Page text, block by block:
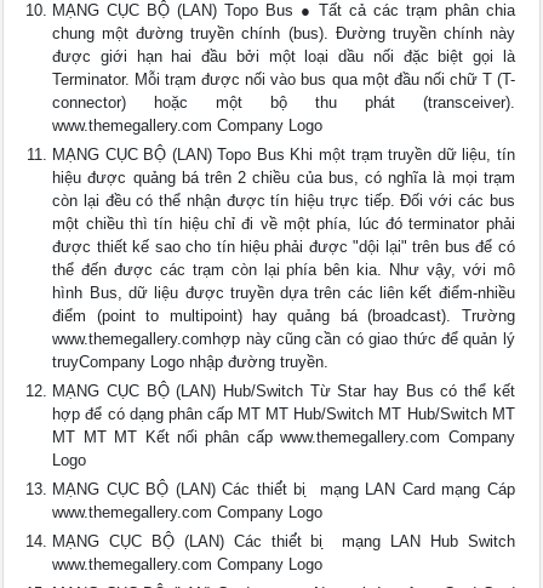
MẠNG CỤC BỘ (LAN) Topo Bus ● Tất cả các trạm phân chia
chung một đường truyền chính (bus). Đường truyền chính này
được giới hạn hai đầu bởi một loại dầu nối đặc biệt gọi là
Terminator. Mỗi trạm được nối vào bus qua một đầu nối chữ T (T-
connector) hoặc một bộ thu phát (transceiver).
www.themegallery.com Company Logo
MẠNG CỤC BỘ (LAN) Topo Bus Khi một trạm truyền dữ liệu, tín
hiệu được quảng bá trên 2 chiều của bus, có nghĩa là mọi trạm
còn lại đều có thể nhận được tín hiệu trực tiếp. Đối với các bus
một chiều thì tín hiệu chỉ đi về một phía, lúc đó terminator phải
được thiết kế sao cho tín hiệu phải được "dội lại" trên bus để có
thể đến được các trạm còn lại phía bên kia. Như vậy, với mô
hình Bus, dữ liệu được truyền dựa trên các liên kết điểm-nhiều
điểm (point to multipoint) hay quảng bá (broadcast). Trường
www.themegallery.comhợp này cũng cần có giao thức để quản lý
truyCompany Logo nhập đường truyền.
MẠNG CỤC BỘ (LAN) Hub/Switch Từ Star hay Bus có thể kết
hợp để có dạng phân cấp MT MT Hub/Switch MT Hub/Switch MT
MT MT MT Kết nối phân cấp www.themegallery.com Company
Logo
MẠNG CỤC BỘ (LAN) Các thiế́t bi ̣̣ mạng LAN Card mạng Cáp
www.themegallery.com Company Logo
MẠNG CỤC BỘ (LAN) Các thiế́t bi ̣̣ mạng LAN Hub Switch
www.themegallery.com Company Logo